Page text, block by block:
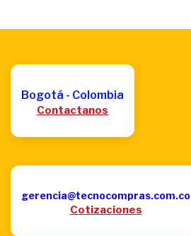
Bogotá - Colombia
Contactanos
gerencia@tecnocompras.com.co
Cotizaciones